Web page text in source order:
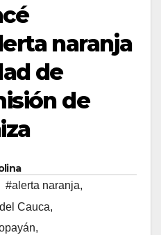
naranja
de
de
#alerta naranja,
Cauca,
,